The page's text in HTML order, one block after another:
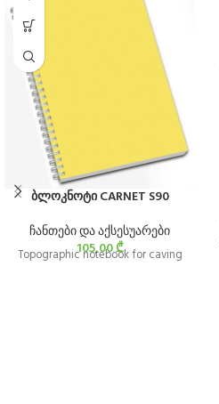
ბლოკნოტი CARNET S90
ჩანთები და აქსესუარები
105,00₾
Topographic notebook for caving